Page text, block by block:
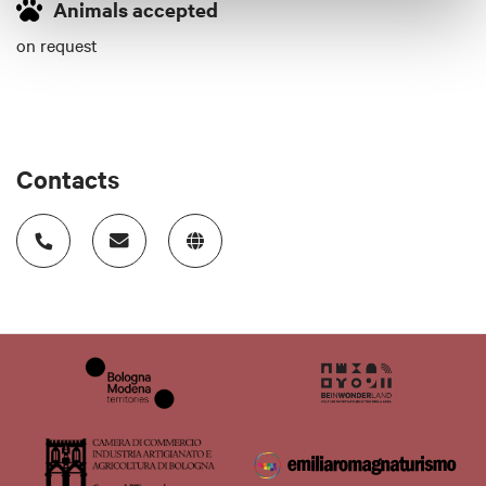
Animals accepted
on request
Contacts